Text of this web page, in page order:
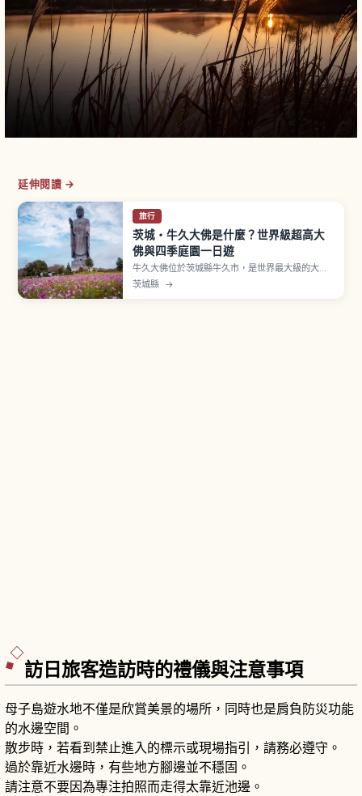
延伸閱讀 →
旅行
茨城・牛久大佛是什麼？世界級超高大
佛與四季庭園一日遊
牛久大佛位於茨城縣牛久市，是世界最大級的大佛
像之一，正式名稱「牛久阿彌陀大佛」。全高達
茨城縣 →
訪日旅客造訪時的禮儀與注意事項
母子島遊水地不僅是欣賞美景的場所，同時也是肩負防災功能
的水邊空間。
散步時，若看到禁止進入的標示或現場指引，請務必遵守。
過於靠近水邊時，有些地方腳邊並不穩固。
請注意不要因為專注拍照而走得太靠近池邊。